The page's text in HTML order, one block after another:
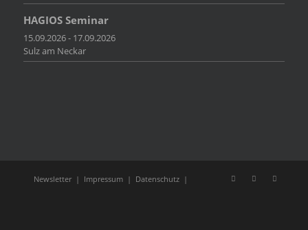
HAGIOS Seminar
15.09.2026 - 17.09.2026
Sulz am Neckar
Newsletter | Impressum | Datenschutz |